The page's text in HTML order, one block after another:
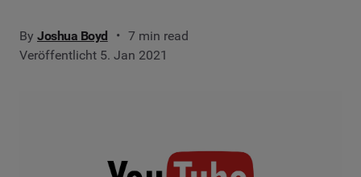
By Joshua Boyd
7 min read
Veröffentlicht 5. Jan 2021